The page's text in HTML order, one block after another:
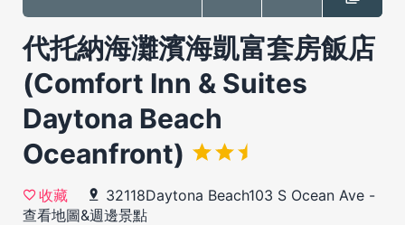
代托納海灘濱海凱富套房飯店
(Comfort Inn & Suites
Daytona Beach
Oceanfront)
收藏 32118Daytona Beach103 S Ocean Ave -
查看地圖&週邊景點